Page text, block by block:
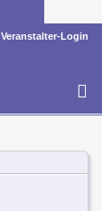
Veranstalter-Login